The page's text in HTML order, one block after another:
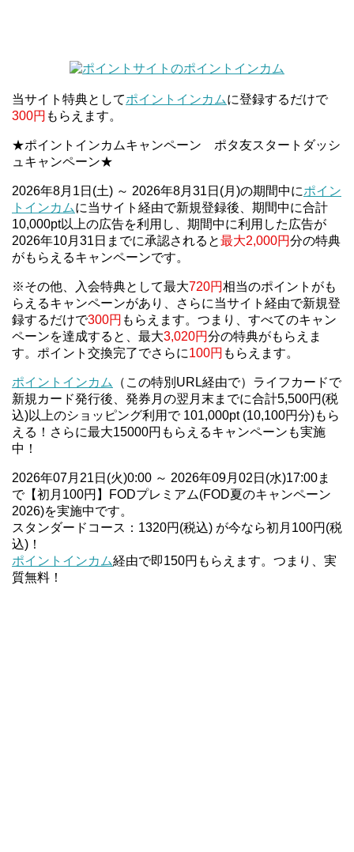
当サイト特典としてポイントインカムに登録するだけで
300円 もらえます。
★ポイントインカムキャンペーン ポタ友スタートダッシ
ュキャンペーン★
2026年8月1日(土) ～ 2026年8月31日(月)の期間中にポイン
トインカムに当サイト経由で新規登録後、期間中に合計
10,000pt以上の広告を利用し、期間中に利用した広告が
2026年10月31日までに承認されると最大2,000円分の特典
がもらえるキャンペーンです。
※その他、入会特典として最大720円相当のポイントがも
らえるキャンペーンがあり、さらに当サイト経由で新規登
録するだけで300円 もらえます。つまり、すべてのキャン
ペーンを達成すると、最大3,020円分の特典がもらえま
す。ポイント交換完了でさらに100円 もらえます。
ポイントインカム
（この特別URL経由で）ライフカードで
新規カード発行後、発券月の翌月末までに合計5,500円(税
込)以上のショッピング利用で 101,000pt (10,100円分)もら
える！さらに最大15000円もらえるキャンペーンも実施
中！
2026年07月21日(火)0:00 ～ 2026年09月02日(水)17:00ま
で【初月100円】FODプレミアム(FOD夏のキャンペーン
2026)を実施中です。
スタンダードコース：1320円(税込) が今なら初月100円(税
込)！
ポイントインカム経由で即150円もらえます。つまり、実
質無料！